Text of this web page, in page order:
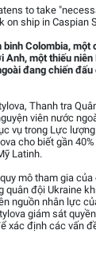
to take
on ship in Caspian
Colombia, một
Anh, một thiếu niên
đang chiến đấu
Thanh tra
viên nước
vụ trong Lực
cho biết gần
Latinh.
mô tham gia
quân đội Ukraine
nguồn nhân lực
giám sát
xác định các vấn